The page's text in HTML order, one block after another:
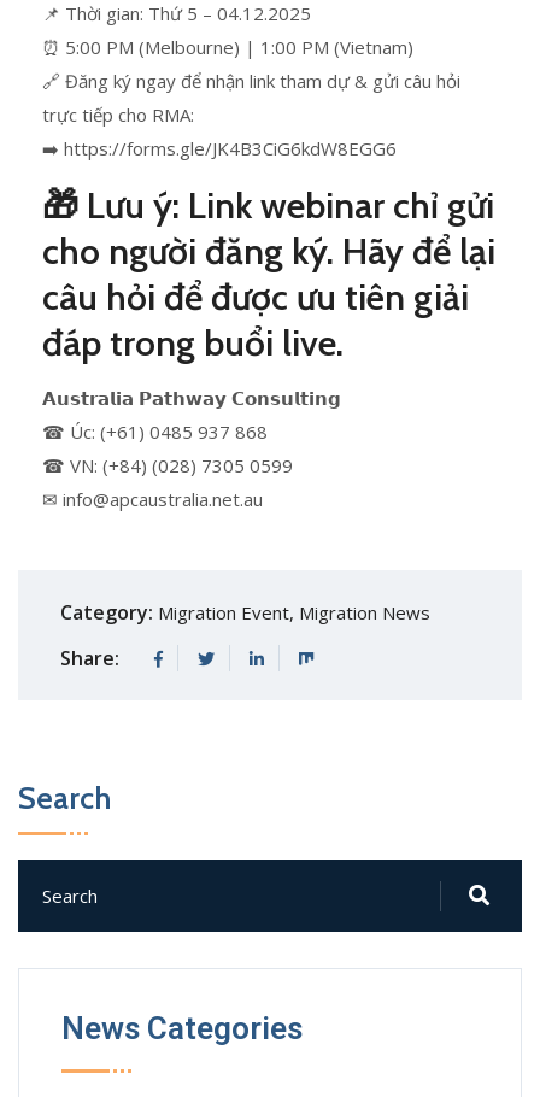
📌 Thời gian: Thứ 5 – 04.12.2025
⏰ 5:00 PM (Melbourne) | 1:00 PM (Vietnam)
🔗 Đăng ký ngay để nhận link tham dự & gửi câu hỏi
trực tiếp cho RMA:
➡️ https://forms.gle/JK4B3CiG6kdW8EGG6
🎁 Lưu ý: Link webinar chỉ gửi
cho người đăng ký. Hãy để lại
câu hỏi để được ưu tiên giải
đáp trong buổi live.
𝗔𝘂𝘀𝘁𝗿𝗮𝗹𝗶𝗮 𝗣𝗮𝘁𝗵𝘄𝗮𝘆 𝗖𝗼𝗻𝘀𝘂𝗹𝘁𝗶𝗻𝗴
☎ Úc: (+61) 0485 937 868
☎ VN: (+84) (028) 7305 0599
✉ info@apcaustralia.net.au
Category: Migration Event, Migration News
Share:
Search
News Categories